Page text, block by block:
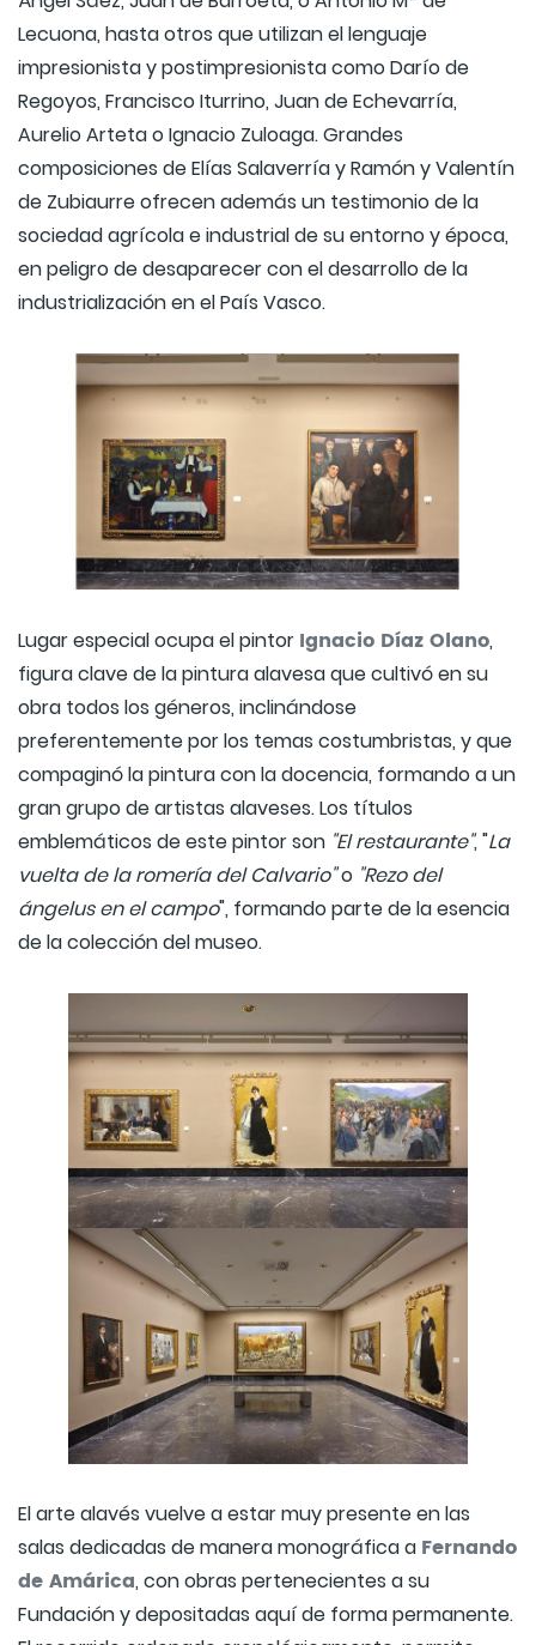
Lecuona, hasta otros que utilizan el lenguaje
impresionista y postimpresionista como Darío de
Regoyos, Francisco Iturrino, Juan de Echevarría,
Aurelio Arteta o Ignacio Zuloaga. Grandes
composiciones de Elías Salaverría y Ramón y Valentín
de Zubiaurre ofrecen además un testimonio de la
sociedad agrícola e industrial de su entorno y época,
en peligro de desaparecer con el desarrollo de la
industrialización en el País Vasco.
Lugar especial ocupa el pintor Ignacio Díaz Olano,
figura clave de la pintura alavesa que cultivó en su
obra todos los géneros, inclinándose
preferentemente por los temas costumbristas, y que
compaginó la pintura con la docencia, formando a un
gran grupo de artistas alaveses. Los títulos
emblemáticos de este pintor son "El restaurante", "La
vuelta de la romería del Calvario"o "Rezo del
ángelus en el campo", formando parte de la esencia
de la colección del museo.
El arte alavés vuelve a estar muy presente en las
salas dedicadas de manera monográfica a Fernando
de Amárica, con obras pertenecientes a su
Fundación y depositadas aquí de forma permanente.